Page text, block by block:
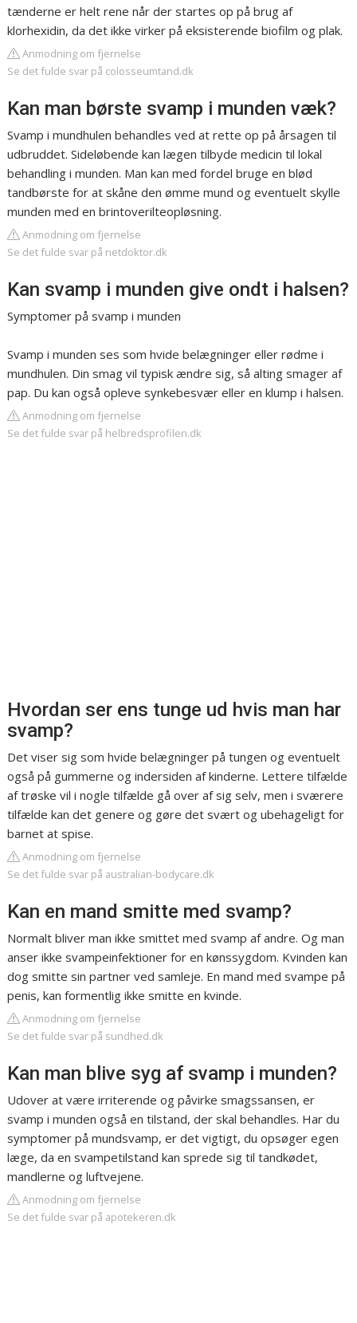
tænderne er helt rene når der startes op på brug af
klorhexidin, da det ikke virker på eksisterende biofilm og plak.
Anmodning om fjernelse
Se det fulde svar på colosseumtand.dk
Kan man børste svamp i munden væk?
Svamp i mundhulen behandles ved at rette op på årsagen til
udbruddet. Sideløbende kan lægen tilbyde medicin til lokal
behandling i munden. Man kan med fordel bruge en blød
tandbørste for at skåne den ømme mund og eventuelt skylle
munden med en brintoverilteopløsning.
Anmodning om fjernelse
Se det fulde svar på netdoktor.dk
Kan svamp i munden give ondt i halsen?
Symptomer på svamp i munden
Svamp i munden ses som hvide belægninger eller rødme i
mundhulen. Din smag vil typisk ændre sig, så alting smager af
pap. Du kan også opleve synkebesvær eller en klump i halsen.
Anmodning om fjernelse
Se det fulde svar på helbredsprofilen.dk
Hvordan ser ens tunge ud hvis man har
svamp?
Det viser sig som hvide belægninger på tungen og eventuelt
også på gummerne og indersiden af kinderne. Lettere tilfælde
af trøske vil i nogle tilfælde gå over af sig selv, men i sværere
tilfælde kan det genere og gøre det svært og ubehageligt for
barnet at spise.
Anmodning om fjernelse
Se det fulde svar på australian-bodycare.dk
Kan en mand smitte med svamp?
Normalt bliver man ikke smittet med svamp af andre. Og man
anser ikke svampeinfektioner for en kønssygdom. Kvinden kan
dog smitte sin partner ved samleje. En mand med svampe på
penis, kan formentlig ikke smitte en kvinde.
Anmodning om fjernelse
Se det fulde svar på sundhed.dk
Kan man blive syg af svamp i munden?
Udover at være irriterende og påvirke smagssansen, er
svamp i munden også en tilstand, der skal behandles. Har du
symptomer på mundsvamp, er det vigtigt, du opsøger egen
læge, da en svampetilstand kan sprede sig til tandkødet,
mandlerne og luftvejene.
Anmodning om fjernelse
Se det fulde svar på apotekeren.dk